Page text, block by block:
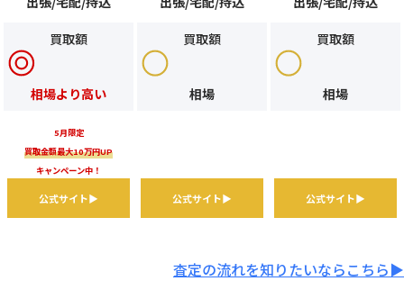
買取額
相場より高い
買取額
相場
買取額
相場
5月限定
買取金額最大10万円UP
キャンペーン中！
公式サイト▶ 公式サイト▶ 公式サイト▶
査定の流れを知りたいならこちら▶